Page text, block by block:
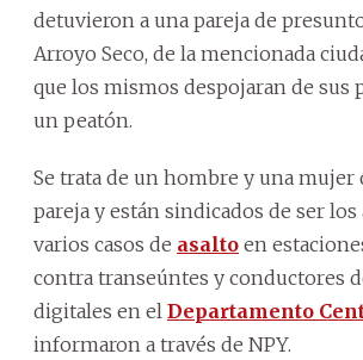
detuvieron a una pareja de
Arroyo Seco, de la mencionada
que los mismos despojaran de sus
un peatón.
Se trata de un hombre y una mujer
pareja y están sindicados de ser los
varios casos de asalto en
contra transeúntes y conductores
digitales en el Departamento
informaron a través de NPY.